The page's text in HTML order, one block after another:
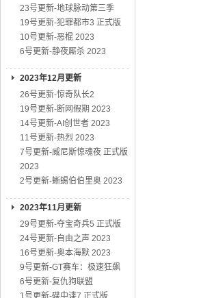
23号更新-地球脉动第三季
19号更新-犯罪都市3 正式版
10号更新-恶棍 2023
6号更新-静夜厮杀 2023
2023年12月更新
26号更新-惊奇队长2
19号更新-断网假期 2023
14号更新-AI创世者 2023
11号更新-热烈 2023
7号更新-威尼斯惊魂夜 正式版
2023
2号更新-蜥蜴伯伯里奥 2023
2023年11月更新
29号更新-夺宝奇兵5 正式版
24号更新-自由之声 2023
16号更新-奥本海默 2023
9号更新-GT赛车：极速狂飙
6号更新-复仇狗联盟
1号更新-碟中谍7 正式版